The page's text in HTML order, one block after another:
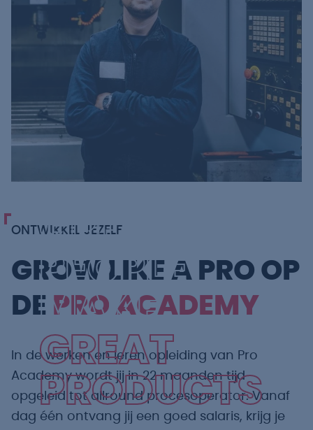
GREAT
PEOPLE
MAKE
GREAT
PRODUCTS
ONTWIKKEL JEZELF
GROW LIKE A PRO OP
DE PRO ACADEMY
In de werken en leren opleiding van Pro
Academy wordt jij in 22 maanden tijd
opgeleid tot allround procesoperator. Vanaf
dag één ontvang jij een goed salaris, krijg je